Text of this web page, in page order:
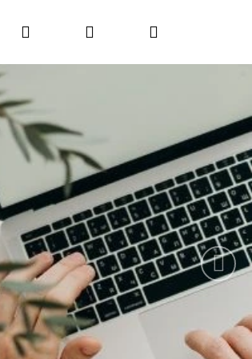
Kontakty
Hledat PřihlášeníNákupní
Následující